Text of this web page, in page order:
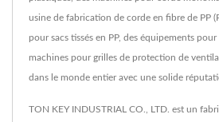
usine de fabrication de corde en fibre de PP
pour sacs tissés en PP, des équipements
machines pour grilles de protection de
dans le monde entier avec une solide
TON KEY INDUSTRIAL CO., LTD. est un